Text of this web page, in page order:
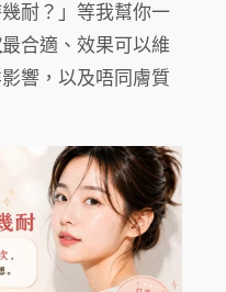
耐？」等我幫你一
最合適、效果可以維
響，以及唔同膚質